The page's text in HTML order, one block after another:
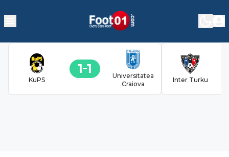
KuPS
1 1
Universitatea
Craiova
Inter Turku